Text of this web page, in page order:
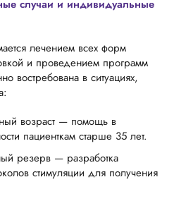
случаи и индивидуальные
лечением всех форм
и проведением программ
востребована в ситуациях,
возраст — помощь в
пациенткам старше 35 лет.
резерв — разработка
стимуляции для получения